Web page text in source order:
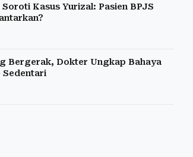
Kasus Yurizal: Pasien BPJS
Bergerak, Dokter Ungkap Bahaya
Sedentari